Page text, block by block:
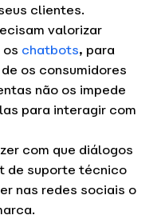
clientes.
valorizar
chatbots, para
os consumidores
não os impede
para interagir com
com que diálogos
de suporte técnico
nas redes sociais o